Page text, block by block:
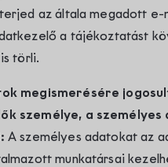
az általa megadott e-
a tájékoztatást
törli.
megismerésére
személye, a személyes
A személyes adatokat az
munkatársai